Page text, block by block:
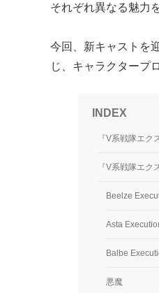
それぞれ異なる魅力
今回、新キャストを
じ、キャラクタープ
『V系戦隊エク
『V系戦隊エ
Beelze
Asta
Balbe
悪魔